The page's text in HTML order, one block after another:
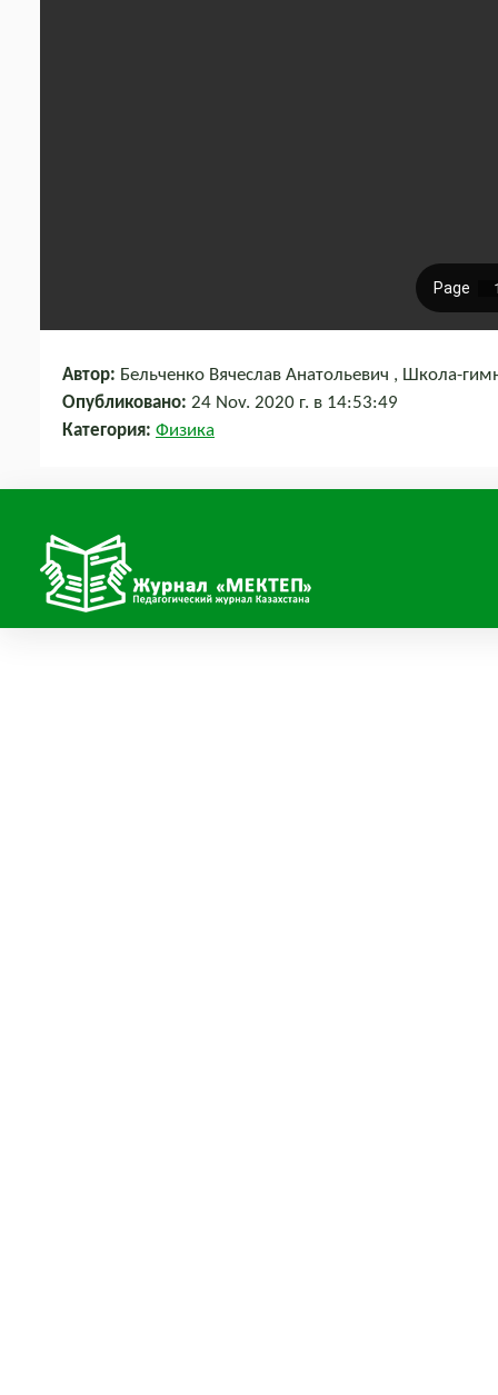
Автор: Бельченко Вячеслав Анатольевич , Школа-
Опубликовано: 24 Nov. 2020 г. в 14:53:49
Категория: Физика